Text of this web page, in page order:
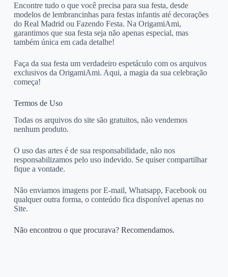
Encontre tudo o que você precisa para sua festa, desde
modelos de lembrancinhas para festas infantis até decorações
do Real Madrid ou Fazendo Festa. Na OrigamiAmi,
garantimos que sua festa seja não apenas especial, mas
também única em cada detalhe!
Faça da sua festa um verdadeiro espetáculo com os arquivos
exclusivos da OrigamiAmi. Aqui, a magia da sua celebração
começa!
Termos de Uso
Todas os arquivos do site são gratuitos, não vendemos
nenhum produto.
O uso das artes é de sua responsabilidade, não nos
responsabilizamos pelo uso indevido. Se quiser compartilhar
fique a vontade.
Não enviamos imagens por E-mail, Whatsapp, Facebook ou
qualquer outra forma, o conteúdo fica disponível apenas no
Site.
Não encontrou o que procurava? Recomendamos.